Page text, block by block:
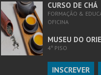
CURSO DE CHÁ
FORMAÇÃO &
OFICINA
MUSEU DO
4º PISO
INSCREVER